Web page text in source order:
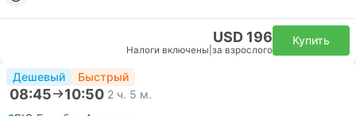
USD 196
Налоги включены за взрослого
Купить
Дешевый Быстрый
08:45 10:50 2 ч. 5 м.